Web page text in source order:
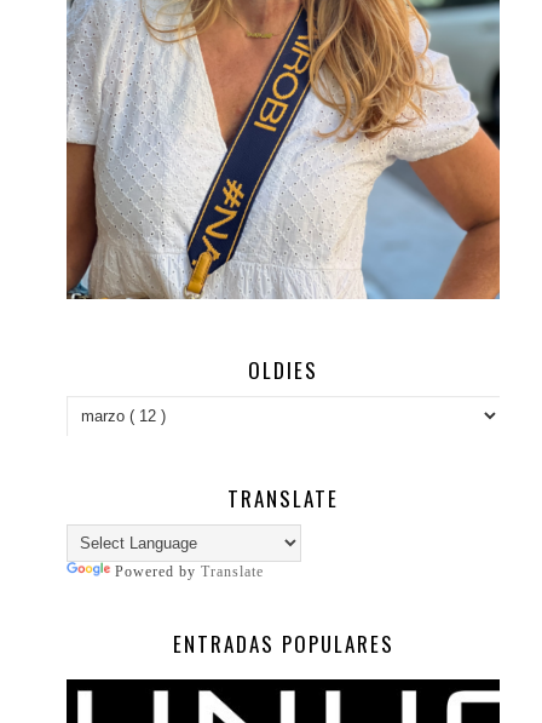
OLDIES
TRANSLATE
Powered by Translate
ENTRADAS POPULARES